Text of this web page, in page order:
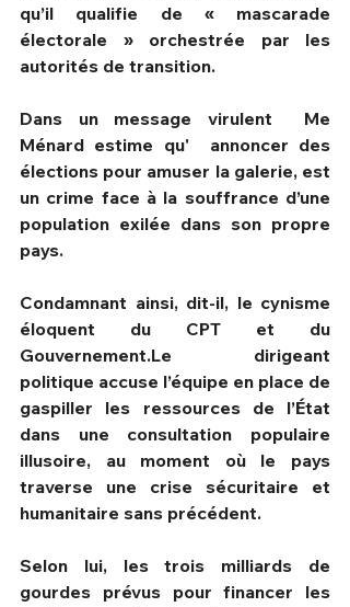
qu’il qualifie de « mascarade
électorale » orchestrée par les
autorités de transition.
Dans un message virulent  Me
Ménard estime qu'  annoncer des
élections pour amuser la galerie, est
un crime face à la souffrance d’une
population exilée dans son propre
pays.
Condamnant ainsi, dit-il, le cynisme
éloquent du CPT et du
Gouvernement.Le dirigeant
politique accuse l’équipe en place de
gaspiller les ressources de l’État
dans une consultation populaire
illusoire, au moment où le pays
traverse une crise sécuritaire et
humanitaire sans précédent.
Selon lui, les trois milliards de
gourdes prévus pour financer les